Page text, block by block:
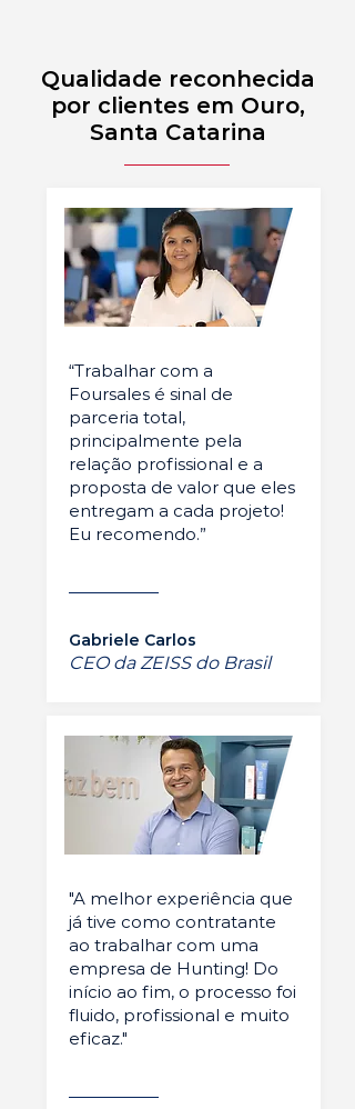
Qualidade reconhecida
por clientes em Ouro,
Santa Catarina
“Trabalhar com a
Foursales é sinal de
parceria total,
principalmente pela
relação profissional e a
proposta de valor que eles
entregam a cada projeto!
Eu recomendo.”
Gabriele Carlos
CEO da ZEISS do Brasil
"A melhor experiência que
já tive como contratante
ao trabalhar com uma
empresa de Hunting! Do
início ao fim, o processo foi
fluido, profissional e muito
eficaz."